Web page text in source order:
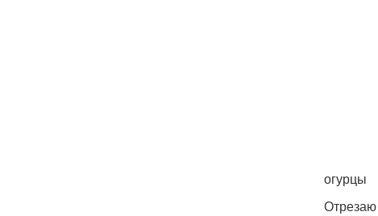
огурцы
Отрезаю